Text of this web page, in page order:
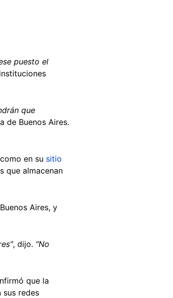
puesto el
que
de Buenos Aires.
en su sitio
que almacenan
Aires, y
, dijo. "No
que la
sus redes